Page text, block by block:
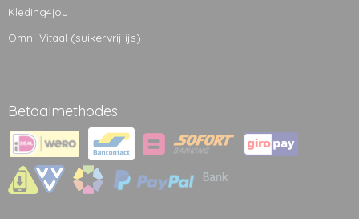
Kleding4jou
Omni-Vitaal (suikervrij ijs)
Betaalmethodes